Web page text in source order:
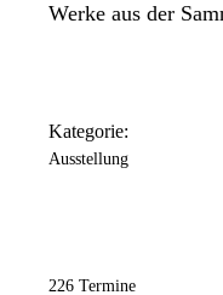
Werke aus der
Kategorie:
Ausstellung
226 Termine